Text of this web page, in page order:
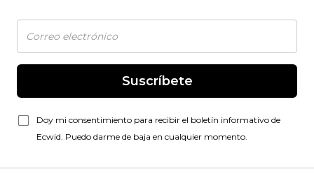
Suscríbete
Doy mi consentimiento para recibir el boletín informativo de
Ecwid. Puedo darme de baja en cualquier momento.